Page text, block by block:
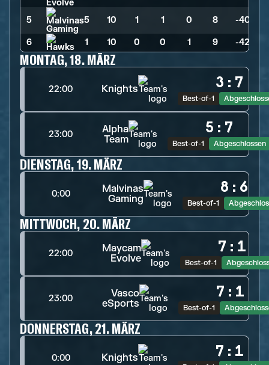
5 5 10 1 1 0 8 -40
6 1 10 0 0 1 9 -42
MONTAG, 18. MÄRZ
22:00 Knights 3 : 7
Best-of-1
23:00
Alpha
Team
5 : 7
Best-of-1 Abgeschlossen
DIENSTAG, 19. MÄRZ
0:00
Malvinas
Gaming
8 : 6
Best-of-1
MITTWOCH, 20. MÄRZ
22:00
Maycam
Evolve
7 : 1
Best-of-1
23:00
Vasco
eSports
7 : 1
Best-of-1
DONNERSTAG, 21. MÄRZ
0:00 Knights 7 : 1